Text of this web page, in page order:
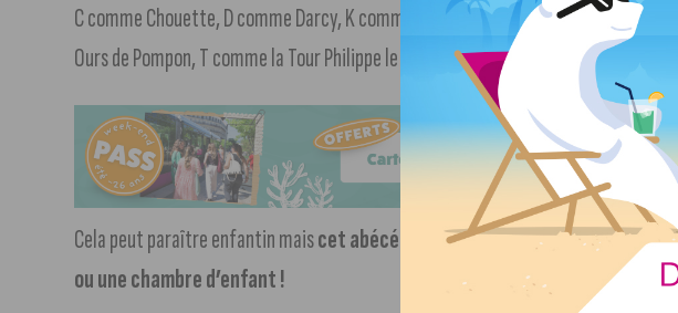
C comme Chouette, D comme Darcy, K comme K, J comme… J’Aime Dijon !
, O
Ours de Pompon, T comme la Tour Philippe le Bon…
Cela peut paraître enfantin maiscet abécédaire peut tout à faire prendre sa
ou une chambre d’enfant !